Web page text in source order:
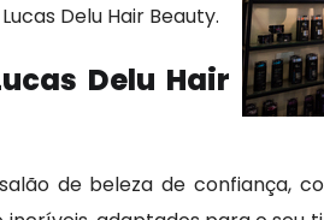
Delu Hair Beauty.
Delu Hair
de beleza de confiança,